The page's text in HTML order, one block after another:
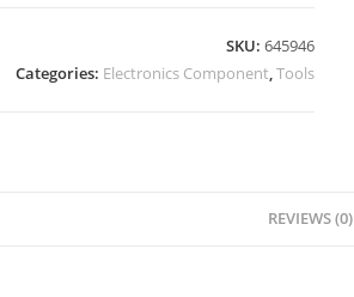
SKU: 645946
Categories: Electronics Component,Tools
REVIEWS (0)